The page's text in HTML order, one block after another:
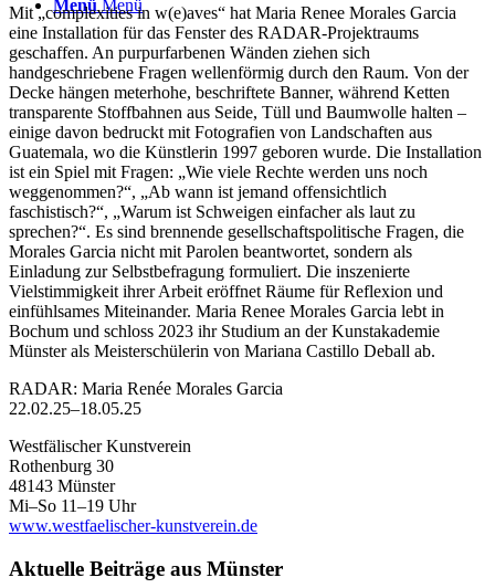
Menü Menü
Mit „complexities in w(e)aves“ hat Maria Renee Morales Garcia
eine Installation für das Fenster des RADAR-Projektraums
geschaffen. An purpurfarbenen Wänden ziehen sich
handgeschriebene Fragen wellenförmig durch den Raum. Von der
Decke hängen meterhohe, beschriftete Banner, während Ketten
transparente Stoffbahnen aus Seide, Tüll und Baumwolle halten –
einige davon bedruckt mit Fotografien von Landschaften aus
Guatemala, wo die Künstlerin 1997 geboren wurde. Die Installation
ist ein Spiel mit Fragen: „Wie viele Rechte werden uns noch
weggenommen?“, „Ab wann ist jemand offensichtlich
faschistisch?“, „Warum ist Schweigen einfacher als laut zu
sprechen?“. Es sind brennende gesellschaftspolitische Fragen, die
Morales Garcia nicht mit Parolen beantwortet, sondern als
Einladung zur Selbstbefragung formuliert. Die inszenierte
Vielstimmigkeit ihrer Arbeit eröffnet Räume für Reflexion und
einfühlsames Miteinander. Maria Renee Morales Garcia lebt in
Bochum und schloss 2023 ihr Studium an der Kunstakademie
Münster als Meisterschülerin von Mariana Castillo Deball ab.
RADAR: Maria Renée Morales Garcia
22.02.25–18.05.25
Westfälischer Kunstverein
Rothenburg 30
48143 Münster
Mi–So 11–19 Uhr
www.westfaelischer-kunstverein.de
Aktuelle Beiträge aus Münster